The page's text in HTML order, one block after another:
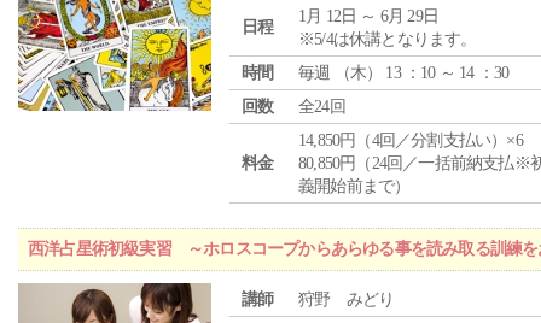
日程
1月 12日 ～ 6月 29日
※5/4は休講となります。
時間
毎週 （木） 13 ：10 ～ 14 ：30
回数
全24回
料金
14,850円（4回／分割支払い）×6
80,850円（24回／一括前納支払※
義開始前まで）
西洋占星術初級実習 ～ホロスコープからあらゆる事を読み取る訓練を
講師
狩野 みどり